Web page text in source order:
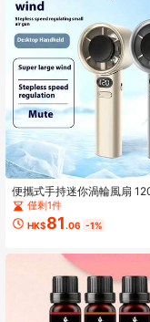
便攜式手持迷你渦輪風扇
速 1800mAh充電電池 個人
機身 LCD數位顯示 高風量 低
合戶外旅行與桌面使用 中性
僅剩1件
HK$81 .06 -1%